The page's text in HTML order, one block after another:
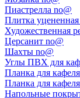
Пиастрелла no@
Плитка
Художественная
Церсанит no@
Шахты no@
Углы ПВХ для
Планка для
Планка для
Напольные